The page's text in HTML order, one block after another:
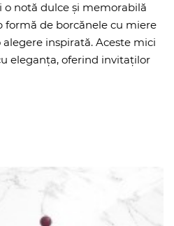
o notă dulce și memorabilă
de borcănele cu miere
alegere inspirată. Aceste mici
eleganța, oferind invitaților